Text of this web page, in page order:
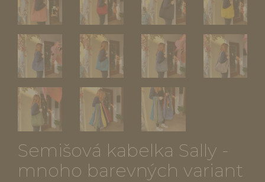
Semišová kabelka Sally -
mnoho barevných variant